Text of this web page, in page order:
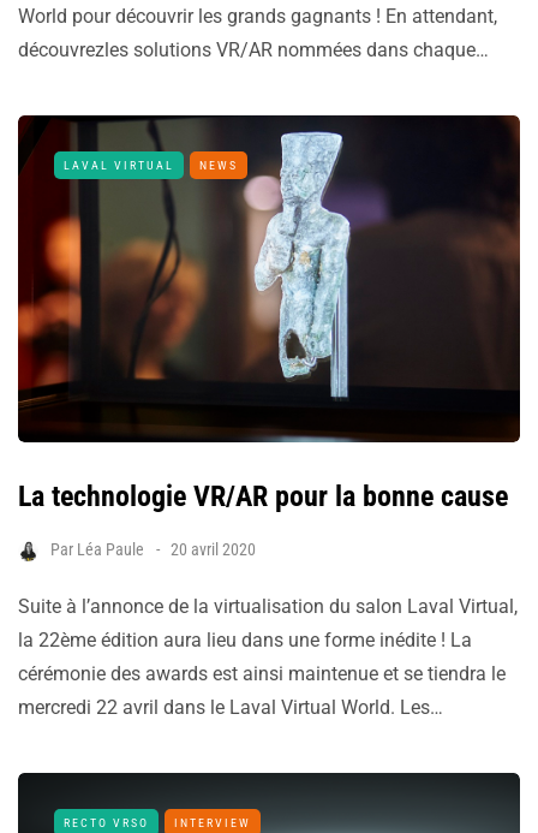
World pour découvrir les grands gagnants ! En attendant,
découvrezles solutions VR/AR nommées dans chaque…
LAVAL VIRTUAL NEWS
La technologie VR/AR pour la bonne cause
Par Léa Paule 20 avril 2020
Suite à l’annonce de la virtualisation du salon Laval Virtual,
la 22ème édition aura lieu dans une forme inédite ! La
cérémonie des awards est ainsi maintenue et se tiendra le
mercredi 22 avril dans le Laval Virtual World. Les…
RECTO VRSO INTERVIEW